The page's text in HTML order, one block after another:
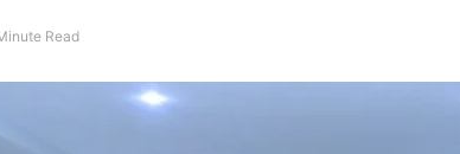
Read